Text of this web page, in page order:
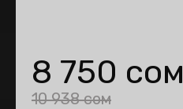
8 750 сом
10 938 сом